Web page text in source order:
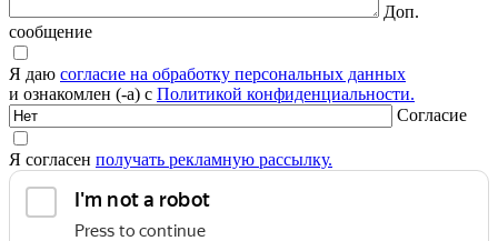
Доп.
сообщение
Я даю согласие на обработку персональных данных
и ознакомлен (-а) с Политикой конфиденциальности.
Согласие
Я согласен получать рекламную рассылку.